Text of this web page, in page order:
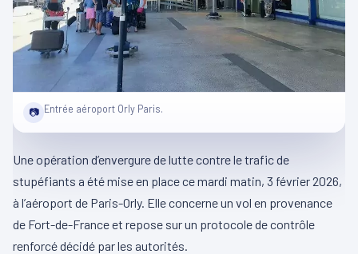
📷 Entrée aéroport Orly Paris.
Une opération d’envergure de lutte contre le trafic de
stupéfiants a été mise en place ce mardi matin, 3 février 2026,
à l’aéroport de Paris-Orly. Elle concerne un vol en provenance
de Fort-de-France et repose sur un protocole de contrôle
renforcé décidé par les autorités.